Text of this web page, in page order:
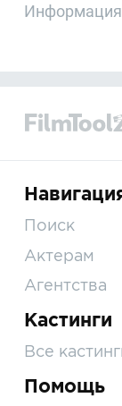
Информация
Поиск
Актерам
Агентства
Кастинги
Все
Помощь